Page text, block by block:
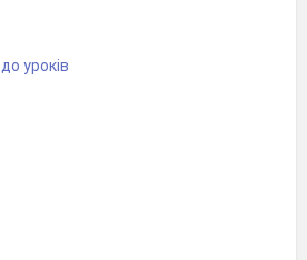
в комп’ютерному класі
сторонні особи можуть
між уроками проводиться
уроків